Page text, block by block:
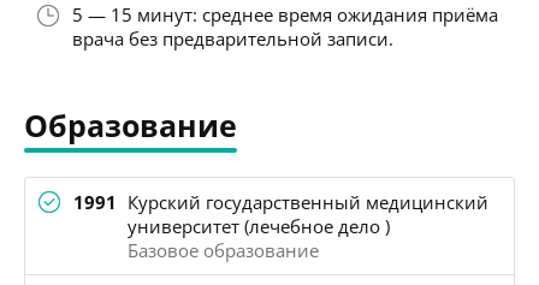
5 — 15 минут: среднее время ожидания приёма
врача без предварительной записи.
Образование
1991 Курский государственный медицинский
университет (лечебное дело )
Базовое образование